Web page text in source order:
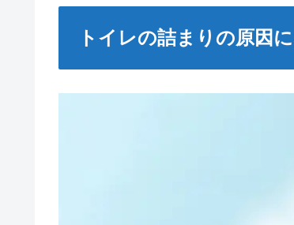
トイレの詰まりの原因